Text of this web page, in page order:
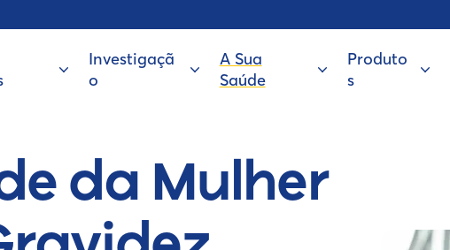
Investigaçã
o
A Sua
Saúde
Produto
s
da Mulher